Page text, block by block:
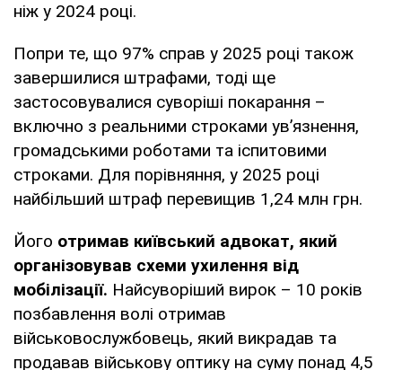
ніж у 2024 році.
Попри те, що 97% справ у 2025 році також
завершилися штрафами, тоді ще
застосовувалися суворіші покарання –
включно з реальними строками ув’язнення,
громадськими роботами та іспитовими
строками. Для порівняння, у 2025 році
найбільший штраф перевищив 1,24 млн грн.
Його отримав київський адвокат, який
організовував схеми ухилення від
мобілізації. Найсуворіший вирок – 10 років
позбавлення волі отримав
військовослужбовець, який викрадав та
продавав військову оптику на суму понад 4,5